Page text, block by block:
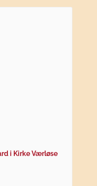
i Kirke Værløse